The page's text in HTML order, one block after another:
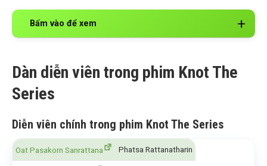
Bấm vào để xem
Dàn diễn viên trong phim Knot The
Series
Diễn viên chính trong phim Knot The Series
Oat Pasakorn Sanrattana Phatsa Rattanatharin